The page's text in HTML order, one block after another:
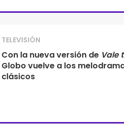
TELEVISIÓN
Con la nueva versión de Vale
Globo vuelve a los
clásicos